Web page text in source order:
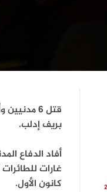
قتل 6
بريف إدلب.
كانون الأول.